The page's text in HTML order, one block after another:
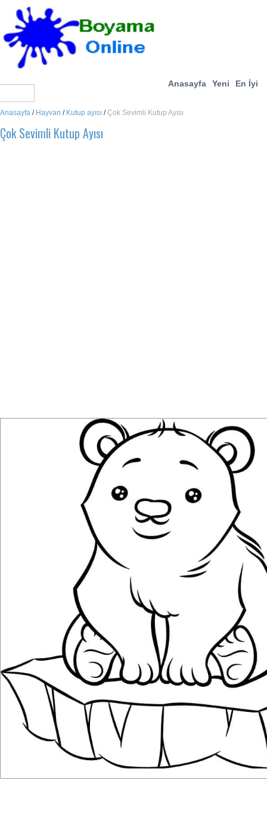
Anasayfa Yeni En İyi
Anasayfa / Hayvan / Kutup ayısı /Çok Sevimli Kutup Ayısı
Çok Sevimli Kutup Ayısı